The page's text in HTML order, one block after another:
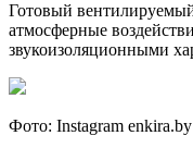
Готовый
атмосферные
звукоизоляционными
Фото: Instagram enkira.by